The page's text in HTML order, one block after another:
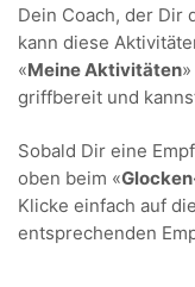
Dein Coach, der Dir
kann diese
«Meine Aktivitäten
griffbereit und
Sobald Dir eine
oben beim «
Klicke einfach auf
entsprechenden